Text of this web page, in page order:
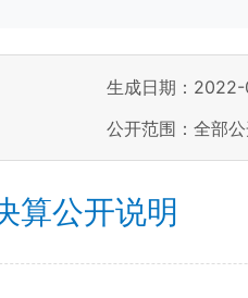
生成日期：
公开范围：全部
算公开说明